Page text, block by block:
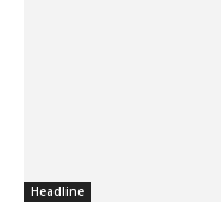
Headline